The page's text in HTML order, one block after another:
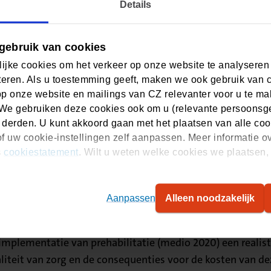
Details
van cookies
cookies om het verkeer op onze website te
Als u toestemming geeft, maken we ook gebruik van
onze website en mailings van CZ relevanter voor u te
gebruiken deze cookies ook om u (relevante
U kunt akkoord gaan met het plaatsen van alle
uw cookie-instellingen zelf aanpassen. Meer informatie
cookiestatement. Wilt u weten welke cookies we
Alleen noodzakelijk
Aanpassen
moet aantonen dat prehabilitatie complicaties kan
darmkankerpatiënten komen niet in aanmerking
een investering van CZ vallen deze patiënten niet
om 40 patiënten gaan die bij de zorgverzekeraar zijn
zorg
mogelijkheid zelf een bijdrage te leveren aan de
in hun proces en dragen zo bij aan betere
wat de positieve invloed van prehabilitatie is. Dit
doen. Deze lijst van uitkomsten is door een
van prehabilitatie (medio 2020) een
van zorg en de consequenties voor de kosten van